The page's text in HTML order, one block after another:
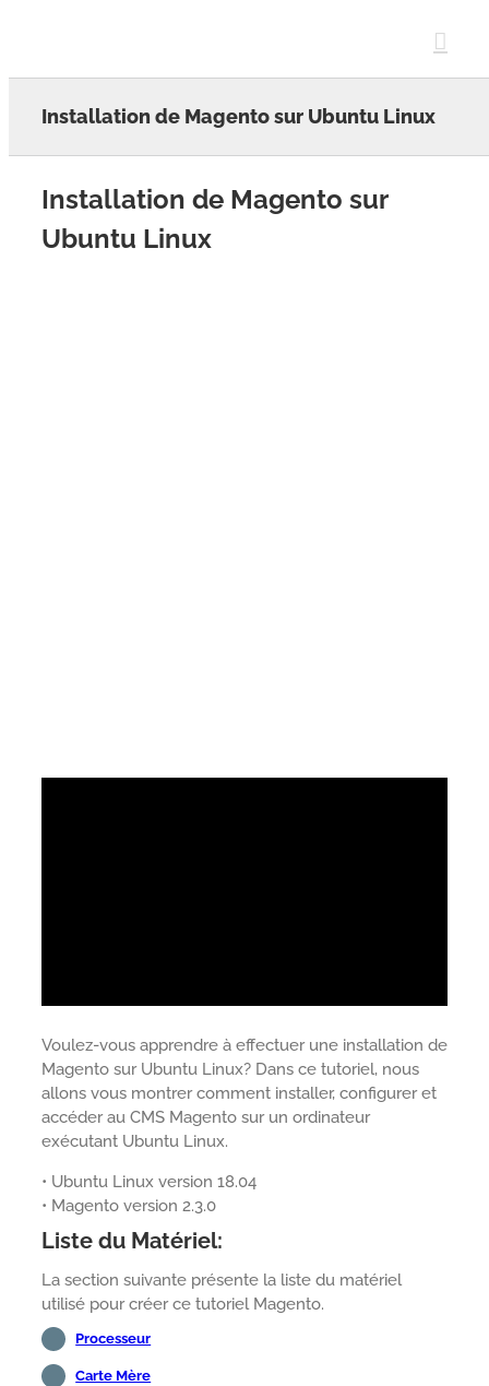
Installation de Magento sur Ubuntu Linux
Installation de Magento sur
Ubuntu Linux
Voulez-vous apprendre à effectuer une installation de
Magento sur Ubuntu Linux? Dans ce tutoriel, nous
allons vous montrer comment installer, configurer et
accéder au CMS Magento sur un ordinateur
exécutant Ubuntu Linux.
• Ubuntu Linux version 18.04
• Magento version 2.3.0
Liste du Matériel:
La section suivante présente la liste du matériel
utilisé pour créer ce tutoriel Magento.
Processeur
Carte Mère